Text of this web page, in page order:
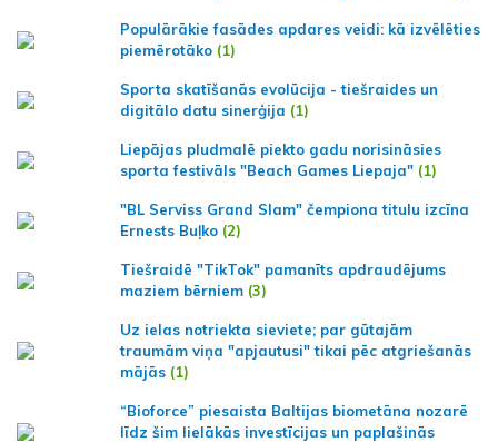
Populārākie fasādes apdares veidi: kā izvēlēties
piemērotāko (1)
Sporta skatīšanās evolūcija - tiešraides un
digitālo datu sinerģija (1)
Liepājas pludmalē piekto gadu norisināsies
sporta festivāls "Beach Games Liepaja" (1)
"BL Serviss Grand Slam" čempiona titulu izcīna
Ernests Buļko (2)
Tiešraidē "TikTok" pamanīts apdraudējums
maziem bērniem (3)
Uz ielas notriekta sieviete; par gūtajām
traumām viņa "apjautusi" tikai pēc atgriešanās
mājās (1)
“Bioforce” piesaista Baltijas biometāna nozarē
līdz šim lielākās investīcijas un paplašinās